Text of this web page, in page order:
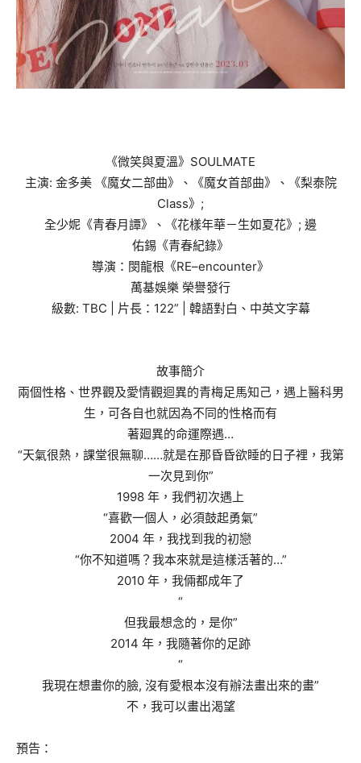
《微笑與夏溫》 SOULMATE
主演: 金多美 《魔女二部曲》、《魔女首部曲》
、《梨泰院
Class》 ;
全少妮 《青春月譚》 、 《花樣年華－生如夏花》 ; 邊
佑錫 《青春紀錄》
導演 ： 閔龍根 《RE–encounter》
萬基娛樂 榮譽發行
級數: TBC 片長： 122” 韓語對白、中英文字幕
故事簡介
兩個性格、世界觀及愛情觀迴異的青梅足馬知己，遇上醫科男
生，可各自也就因為不同的性格而有
著廻異的命運際遇…
“天氣很熱，課堂很無聊……就是在那昏昏欲睡的日子裡，我第
一次見到你”
1998 年，我們初次遇上
“喜歡一個人，必須鼓起勇氣”
2004 年，我找到我的初戀
“你不知道嗎？ 我本來就是這樣活著的…”
2010 年，我倆都成年了
“
但我最想念的，是你”
2014 年，我隨著你的足跡
“
我現在想畫你的臉, 沒有愛根本沒有辦法畫出來的畫”
不，我可以畫出渴望
預告 ：